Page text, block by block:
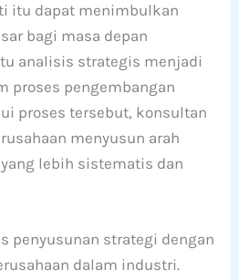
itu dapat menimbulkan
bagi masa depan
analisis strategis menjadi
proses pengembangan
proses tersebut, konsultan
menyusun arah
lebih sistematis dan
penyusunan strategi dengan
dalam industri.